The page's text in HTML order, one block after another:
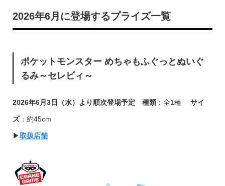
2026年6月に登場するプライズ一覧
ポケットモンスター めちゃもふぐっとぬいぐ
るみ～セレビィ～
2026年6月3日（水）より順次登場予定 種類：全1種 サイ
ズ：約45cm
▶︎取扱店舗